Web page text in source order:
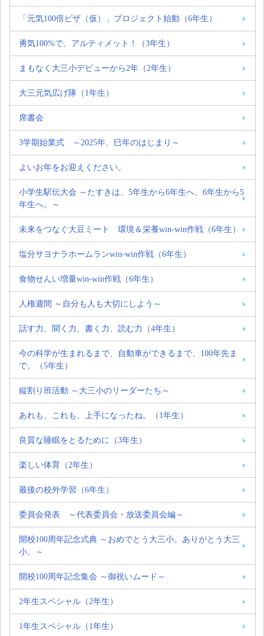
「元気100倍ピザ（仮）」プロジェクト始動（6年生）
勇気100%で、アルティメット！（3年生）
まもなく大三小デビューから2年（2年生）
大三元気広げ隊（1年生）
席書会
3学期始業式 ～2025年、巳年のはじまり～
よいお年をお迎えください。
小学生駅伝大会 ～たすきは、5年生から6年生へ、6年生から5
年生へ。～
未来をつなぐ大豆ミート 環境＆栄養win-win作戦（6年生）
塩分サヨナラホームランwin-win作戦（6年生）
食物せんい増量win-win作戦（6年生）
人権週間 ～自分も人も大切にしよう～
話す力、聞く力、書く力、読む力（4年生）
今の科学が生まれるまで、自動車ができるまで、100年先ま
で。（5年生）
縦割り班活動 ～大三小のリーダーたち～
あれも、これも、上手になったね。（1年生）
良質な睡眠をとるために（3年生）
楽しい体育（2年生）
最後の校外学習（6年生）
委員会発表 ～代表委員会・放送委員会編～
開校100周年記念式典 ～おめでとう大三小。ありがとう大三
小。～
開校100周年記念集会 ～御祝いムード～
2年生スペシャル（2年生）
1年生スペシャル（1年生）